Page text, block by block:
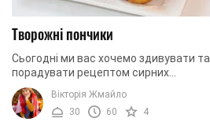
Творожні пончики
Сьогодні ми вас хочемо здивувати та
порадувати рецептом сирних
пончиків. Вони мають незвичну
форму та склад тіста. Такі пончики
надзвичайно смачні та ...
Вікторія Жмайло
30
60 4